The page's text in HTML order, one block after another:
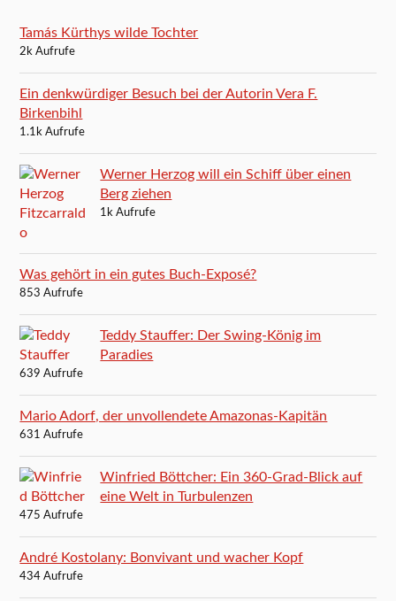
Tamás Kürthys wilde Tochter
2k Aufrufe
Ein denkwürdiger Besuch bei der Autorin Vera F.
Birkenbihl
1.1k Aufrufe
Werner Herzog will ein Schiff über einen
Berg ziehen
1k Aufrufe
Was gehört in ein gutes Buch-Exposé?
853 Aufrufe
Teddy Stauffer: Der Swing-König im
Paradies
639 Aufrufe
Mario Adorf, der unvollendete Amazonas-Kapitän
631 Aufrufe
Winfried Böttcher: Ein 360-Grad-Blick auf
eine Welt in Turbulenzen
475 Aufrufe
André Kostolany: Bonvivant und wacher Kopf
434 Aufrufe